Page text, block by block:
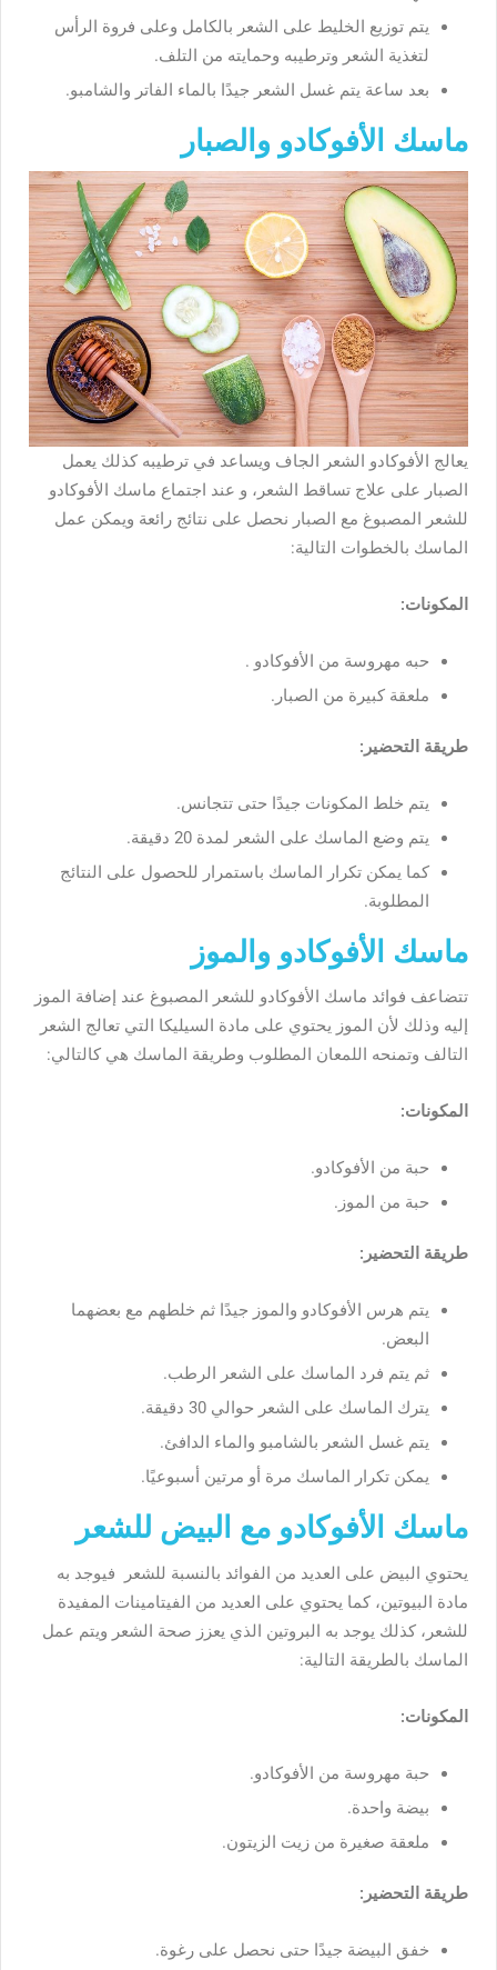
يتم توزيع الخليط على الشعر بالكامل وعلى فروة الرأس
لتغذية الشعر وترطيبه وحمايته من التلف.
بعد ساعة يتم غسل الشعر جيدًا بالماء الفاتر والشامبو.
ماسك الأفوكادو والصبار
يعالج الأفوكادو الشعر الجاف ويساعد في ترطيبه كذلك يعمل
الصبار على علاج تساقط الشعر، و عند اجتماع ماسك الأفوكادو
للشعر المصبوغ مع الصبار نحصل على نتائج رائعة ويمكن عمل
الماسك بالخطوات التالية:
المكونات:
حبه مهروسة من الأفوكادو .
ملعقة كبيرة من الصبار .
طريقة التحضير :
يتم خلط المكونات جيدًا حتى تتجانس.
يتم وضع الماسك على الشعر لمدة دقيقة.
كما يمكن تكرار الماسك باستمرار للحصول على النتائج
المطلوبة.
ماسك الأفوكادو والموز
تتضاعف فوائد ماسك الأفوكادو للشعر المصبوغ عند إضافة
الموز
إليه وذلك لأن الموز يحتوي على مادة السيليكا التي تعالج
الشعر
التالف وتمنحه اللمعان المطلوب وطريقة الماسك هي كالتالي:
المكونات:
حبة من الأفوكادو.
حبة من الموز .
طريقة التحضير :
يتم هرس الأفوكادو والموز جيدًا ثم خلطهم مع بعضهما
البعض.
ثم يتم فرد الماسك على الشعر الرطب.
يترك
الماسك على الشعر حوالي دقيقة.
يتم غسل الشعر بالشامبو والماء الدافئ.
يمكن تكرار الماسك مرة أو مرتين أسبوعيًا.
ماسك الأفوكادو مع البيض للشعر
يحتوي البيض على العديد من الفوائد بالنسبة للشعر فيوجد به
مادة البيوتين، كما يحتوي على العديد من الفيتامينات المفيدة
للشعر، كذلك يوجد به البروتين الذي يعزز صحة الشعر ويتم عمل
الماسك بالطريقة التالية:
المكونات:
حبة مهروسة من الأفوكادو.
بيضة واحدة.
ملعقة صغيرة من زيت الزيتون.
طريقة التحضير :
خفق البيضة جيدًا حتى نحصل على رغوة.